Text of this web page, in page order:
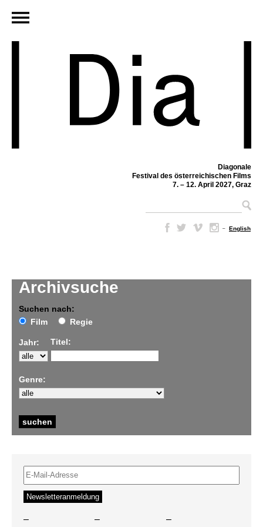
Diagonale
Festival des österreichischen Films
7. – 12. April 2027, Graz
– English
Archivsuche
Suchen nach:
Film
Regie
Jahr: Titel:
Genre:
– – –